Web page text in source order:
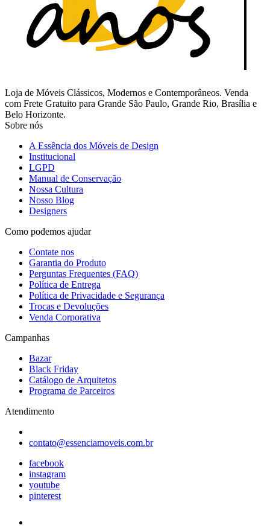
Loja de Móveis Clássicos, Modernos e Contemporâneos. Venda
com Frete Gratuito para Grande São Paulo, Grande Rio, Brasília e
Belo Horizonte.
Sobre nós
A Essência dos Móveis de Design
Institucional
LGPD
Manual de Conservação
Nossa Cultura
Nosso Blog
Designers
Como podemos ajudar
Contate nos
Garantia do Produto
Perguntas Frequentes (FAQ)
Política de Entrega
Política de Privacidade e Segurança
Trocas e Devoluções
Venda Corporativa
Campanhas
Bazar
Black Friday
Catálogo de Arquitetos
Programa de Parceiros
Atendimento
contato@essenciamoveis.com.br
facebook
instagram
youtube
pinterest